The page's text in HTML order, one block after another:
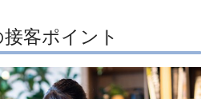
客ポイント